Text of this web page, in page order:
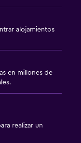
alojamientos
en millones de
realizar un